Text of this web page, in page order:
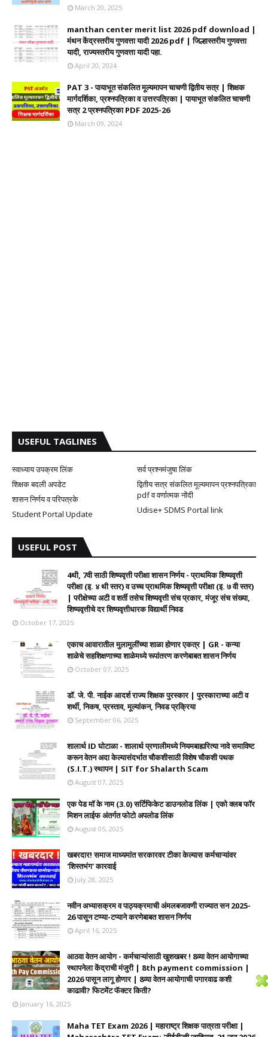
March 20, 2025
manthan center merit list 2026 pdf download |
मंथन केंद्रस्तरीय गुणवत्ता यादी 2026 pdf | जिल्हास्तरीय गुणवत्ता
यादी, राज्यस्तरीय गुणवत्ता यादी पहा.
April 20, 2024
PAT 3 - पायाभूत संकलित मूल्यमापन चाचणी द्वितीय सत्र | शिक्षक
मार्गदर्शिका, प्रश्नपत्रिका व उत्तरपत्रिका | पायाभूत संकलित चाचणी
सत्र 2 प्रश्नपत्रिका PDF 2025-26
March 09, 2024
USEFUL TAGLINES
स्वाध्याय उपक्रम लिंक
सर्व प्रश्नमंजुषा लिंक
शिक्षक बदली अपडेट
द्वितीय सत्र संकलित मूल्यमापन प्रश्नपत्रिका
pdf व वर्णात्मक नोंदी
शासन निर्णय व परिपत्रके
Udise+ SDMS Portal link
Student Portal Update
USEFUL POST
4थी, 7वी साठी शिष्यवृत्ती परीक्षा शासन निर्णय - प्राथमिक शिष्यवृत्ती
परीक्षा (इ. ४ थी स्तर) व उच्च प्राथमिक शिष्यवृत्ती परीक्षा (इ. ७ वी स्तर)
| परीक्षेच्या अटी व शर्ती तसेच शिष्यवृत्ती संच प्रकार, मंजूर संच संख्या,
शिष्यवृत्तीचे दर शिष्यवृत्तीधारक विद्यार्थी निवड
October 17, 2025
एकाच आवारातील मुलामुलींच्या शाळा होणार एकत्र | GR - कन्या
शाळेचे सहशिक्षणाच्या शाळेमध्ये रूपांतरण करणेबाबत शासन निर्णय
October 07, 2025
डॉ. जे. पी. नाईक आदर्श राज्य शिक्षक पुरस्कार | पुरस्काराच्या अटी व
शर्थी, निकष, प्रस्ताव, मूल्यांकन, निवड प्रक्रिया
September 06, 2025
शालार्थ ID घोटाळा - शालार्थ प्रणालीमध्ये नियमबाह्यरित्या नावे समाविष्ट
करून वेतन अदा केल्यासंदर्भात चौकशीसाठी विशेष चौकशी पथक
(S.I.T.) स्थापन | SIT for Shalarth Scam
August 07, 2025
एक पेड मॉ के नाम (3.0) सर्टिफिकेट डाउनलोड लिंक | एको क्लब फॉर
मिशन लाईफ अंतर्गत फोटो अपलोड लिंक
August 05, 2025
खबरदार! समाज माध्यमांत सरकारवर टीका केल्यास कर्मचाऱ्यांवर
'शिस्तभंग' कारवाई
July 28, 2025
नवीन अभ्यासक्रम व पाठ्यक्रमाची अंमलबजावणी राज्यात सन 2025-
26 पासून टप्प्या-टप्याने करणेबाबत शासन निर्णय
April 16, 2025
आठवा वेतन आयोग - कर्मचाऱ्यांसाठी खुशखबर ! 8व्या वेतन आयोगाच्या
स्थापनेला केंद्राची मंजुरी | 8th payment commission |
2026 पासून लागू होणार | 8व्या वेतन आयोगाची पगारवाढ कशी
काढावी? फिटमेंट फॅक्टर किती?
January 16, 2025
Maha TET Exam 2026 | महाराष्ट्र शिक्षक पात्रता परीक्षा |